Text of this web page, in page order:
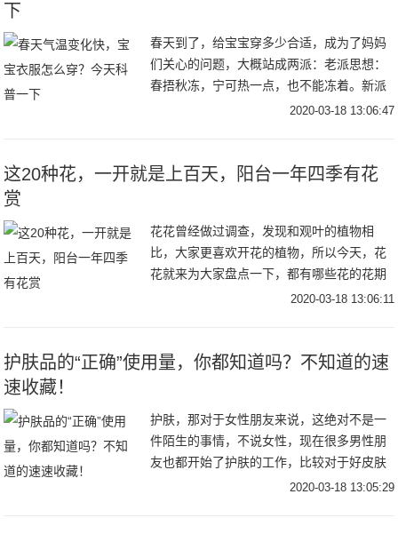
下
春天到了，给宝宝穿多少合适，成为了妈妈
们关心的问题，大概站成两派：老派思想：
春捂秋冻，宁可热一点，也不能冻着。新派
知识：给宝宝少穿点，很多时候感冒都是悟
2020-03-18 13:06:47
这20种花，一开就是上百天，阳台一年四季有花
赏
花花曾经做过调查，发现和观叶的植物相
比，大家更喜欢开花的植物，所以今天，花
花就来为大家盘点一下，都有哪些花的花期
最长，给它一个适宜的环境，甚至一年连开
2020-03-18 13:06:11
护肤品的“正确”使用量，你都知道吗？不知道的速
速收藏！
护肤，那对于女性朋友来说，这绝对不是一
件陌生的事情，不说女性，现在很多男性朋
友也都开始了护肤的工作，比较对于好皮肤
的最求，不管男女都想要。而护肤的时候，
2020-03-18 13:05:29